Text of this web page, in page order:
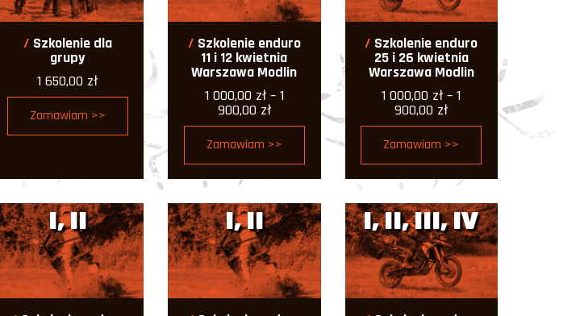
Szkolenie dla
grupy
1 650,00 zł
Zamawiam >>
Szkolenie enduro
11 i 12 kwietnia
Warszawa Modlin
1 000,00 zł – 1
900,00 złZakres
cen:
od
1
000,00 zł
do
900,00 zł
Zamawiam >>
Szkolenie enduro
25 i 26 kwietnia
Warszawa Modlin
1 000,00 zł – 1
900,00 złZakres
cen:
od
000,00 zł
do
900,00 zł
Zamawiam >>
I, II I, II I, II, III, IV